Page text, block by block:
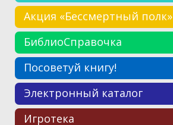
Акция «Бессмертный полк»
БиблиоСправочка
Посоветуй книгу!
Электронный каталог
Игротека